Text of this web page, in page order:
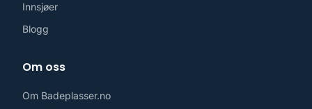
Innsjøer
Blogg
Om oss
Om Badeplasser.no